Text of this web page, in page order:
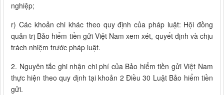
nghiệp;
r) Các khoản chi khác theo quy định của pháp luật: Hội đồng
quản trị Bảo hiểm tiền gửi Việt Nam xem xét, quyết định và chịu
trách nhiệm trước pháp luật.
2. Nguyên tắc ghi nhận chi phí của Bảo hiểm tiền gửi Việt Nam
thực hiện theo quy định tại khoản 2 Điều 30 Luật Bảo hiểm tiền
gửi.